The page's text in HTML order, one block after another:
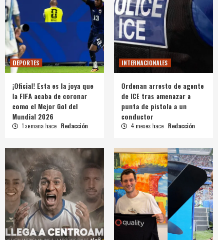
DEPORTES
¡Oficial! Esta es la joya que
la FIFA acaba de coronar
como el Mejor Gol del
Mundial 2026
1 semana hace Redacción
INTERNACIONALES
Ordenan arresto de agente
de ICE tras amenazar a
punta de pistola a un
conductor
4 meses hace Redacción